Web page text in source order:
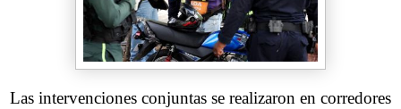
Las intervenciones conjuntas se realizaron en corredores